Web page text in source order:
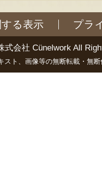
る表示 プラ
式会社 Cünelwork All
スト、画像等の無断転載・無